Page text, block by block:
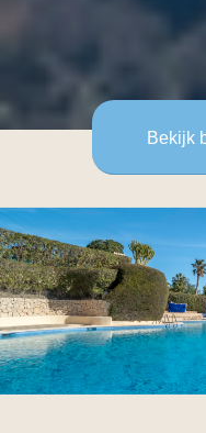
Bekijk